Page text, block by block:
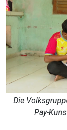
Die
Pay-